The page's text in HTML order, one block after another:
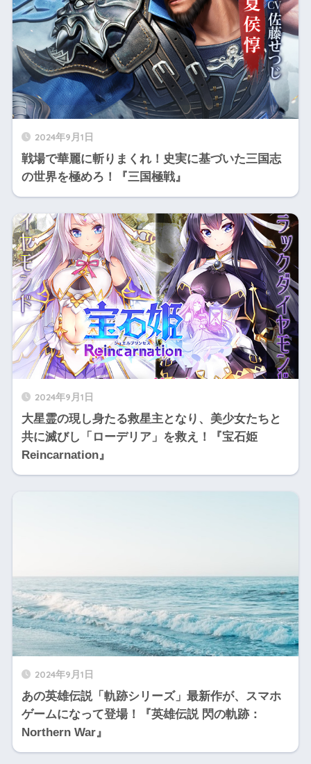
2024年9月1日
戦場で華麗に斬りまくれ！史実に基づいた三国志
の世界を極めろ！『三国極戦』
2024年9月1日
大星霊の現し身たる救星主となり、美少女たちと
共に滅びし「ローデリア」を救え！『宝石姫
Reincarnation』
2024年9月1日
あの英雄伝説「軌跡シリーズ」最新作が、スマホ
ゲームになって登場！『英雄伝説 閃の軌跡：
Northern War』